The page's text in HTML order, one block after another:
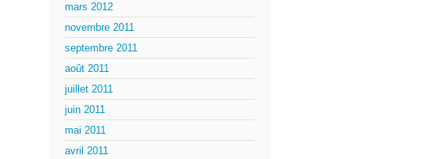
mars 2012
novembre 2011
septembre 2011
août 2011
juillet 2011
juin 2011
mai 2011
avril 2011